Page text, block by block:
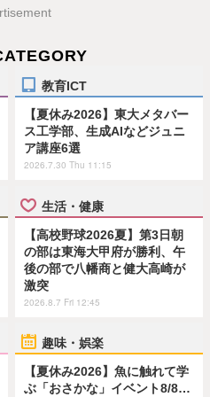
教育ICT
【夏休み2026】東大メタバー
ス工学部、生成AIなどジュニ
ア講座6選
2026.7.30 Thu 11:15
生活・健康
【高校野球2026夏】第3日朝
の部は東海大甲府が勝利、午
後の部で八幡商と健大高崎が
激突
2026.8.7 Fri 12:45
趣味・娯楽
【夏休み2026】魚に触れて学
ぶ「おさかな」イベント8/8…